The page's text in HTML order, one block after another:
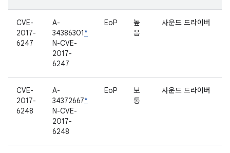
CVE-
2017-
6247
A-
34386301*
N-CVE-
2017-
6247
EoP
높
음
사운드 드라이버
CVE-
2017-
6248
A-
34372667*
N-CVE-
2017-
6248
EoP
보
통
사운드 드라이버